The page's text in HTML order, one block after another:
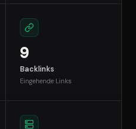
9
Backlinks
Eingehende Links